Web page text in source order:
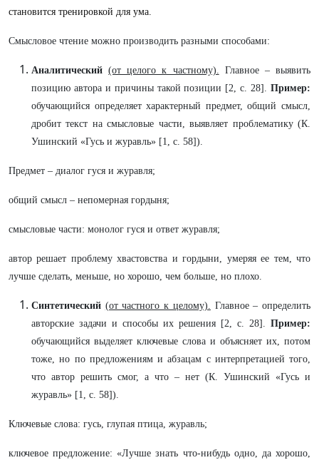
становится тренировкой для ума.
Смысловое чтение можно производить разными способами:
Аналитический (от целого к частному). Главное – выявить
позицию автора и причины такой позиции [2, с. 28]. Пример:
обучающийся определяет характерный предмет, общий смысл,
дробит текст на смысловые части, выявляет проблематику (К.
Ушинский «Гусь и журавль» [1, с. 58]).
Предмет – диалог гуся и журавля;
общий смысл – непомерная гордыня;
смысловые части: монолог гуся и ответ журавля;
автор решает проблему хвастовства и гордыни, умеряя ее тем, что
лучше сделать, меньше, но хорошо, чем больше, но плохо.
Синтетический (от частного к целому). Главное – определить
авторские задачи и способы их решения [2, с. 28]. Пример:
обучающийся выделяет ключевые слова и объясняет их, потом
тоже, но по предложениям и абзацам с интерпретацией того,
что автор решить смог, а что – нет (К. Ушинский «Гусь и
журавль» [1, с. 58]).
Ключевые слова: гусь, глупая птица, журавль;
ключевое предложение: «Лучше знать что-нибудь одно, да хорошо,